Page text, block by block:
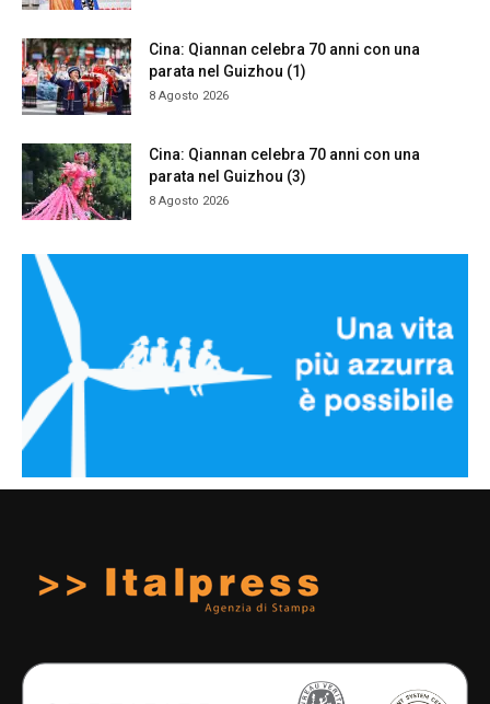
Cina: Qiannan celebra 70 anni con una
parata nel Guizhou (1)
8 Agosto 2026
Cina: Qiannan celebra 70 anni con una
parata nel Guizhou (3)
8 Agosto 2026